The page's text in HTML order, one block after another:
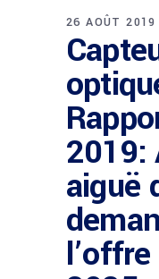
26 AOÛT 2019
2019:
aiguë